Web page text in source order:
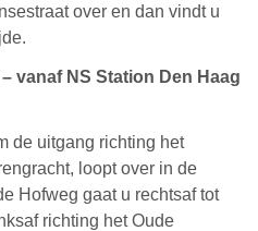
over en dan vindt u
vanaf NS Station Den Haag
de uitgang richting het
loopt over in de
Hofweg gaat u rechtsaf tot
richting het Oude